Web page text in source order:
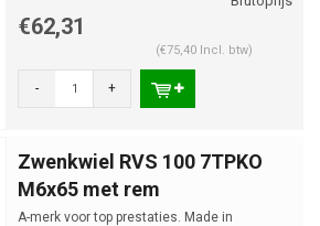
€62,31
(€75,40 Incl. btw)
- +
Zwenkwiel RVS 100 7TPKO
M6x65 met rem
A-merk voor top prestaties. Made in